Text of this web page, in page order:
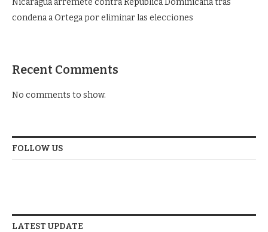
condena a Ortega por eliminar las elecciones
Recent Comments
No comments to show.
FOLLOW US
LATEST UPDATE